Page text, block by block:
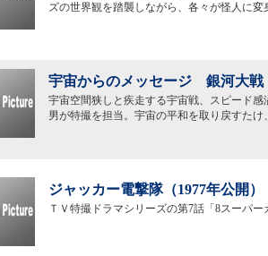
ズの世界観を踏襲しながら、各々が怪人に
宇宙からのメッセージ 銀河大戦
宇宙空間狭しと疾走する宇宙戦、スピード
男が特撮を担当。宇宙の平和を取り戻すた
ジャッカー電撃隊（1977年公開）
ＴＶ特撮ドラマシリーズの第7話「8スーパ